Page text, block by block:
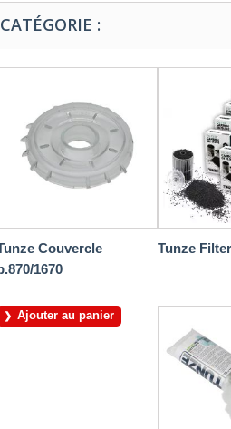
:
Couvercle
1670
Ajouter au panier
Tunze